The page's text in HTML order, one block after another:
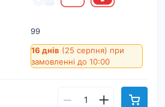
99
16 днів (25 серпня) при
замовленні до 10:00